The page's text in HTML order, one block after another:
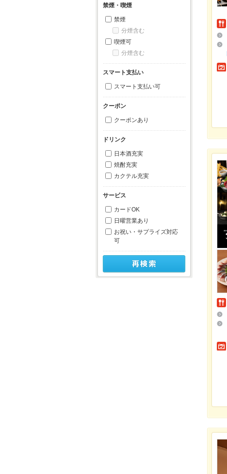
禁煙・喫煙
禁煙
分煙含む
喫煙可
分煙含む
スマート支払い
スマート支払い可
クーポン
クーポンあり
ドリンク
日本酒充実
焼酎充実
カクテル充実
サービス
カードOK
日曜営業あり
お祝い・サプライズ対応
可